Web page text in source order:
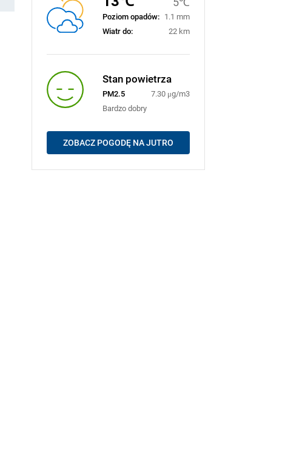
Poziom opadów: 1.1 mm
Wiatr do:
22 km
Stan powietrza
PM2.5
7.30 μg/m3
Bardzo dobry
ZOBACZ POGODĘ NA JUTRO